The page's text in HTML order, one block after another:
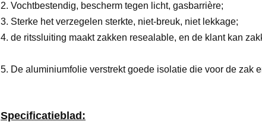
2. Vochtbestendig, bescherm tegen licht, gasbarrière;
3. Sterke het verzegelen sterkte, niet-breuk, niet lekkage;
4. de ritssluiting maakt zakken resealable, en de klant kan
5. De aluminiumfolie verstrekt goede isolatie die voor de zak
Specificatieblad: